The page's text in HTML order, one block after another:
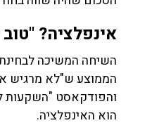
אינפלציה?
השיחה המשיכה
הממוצע ש"לא מרגיש
והפודקאסט "השקעות
הוא האינפלציה.